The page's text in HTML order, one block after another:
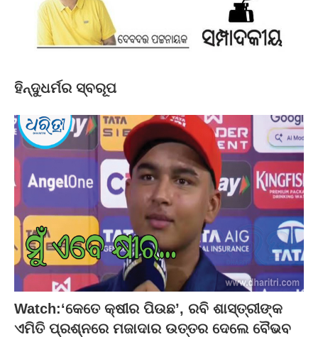
ହିନ୍ଦୁଧର୍ମର ସ୍ବରୂପ
Watch:‘କେତେ କ୍ଷୀର ପିଉଛ’, ରବି ଶାସ୍ତ୍ରୀଙ୍କ
ଏମିତି ପ୍ରଶ୍ନରେ ମଜାଦାର ଉତ୍ତର ଦେଲେ ବୈଭବ